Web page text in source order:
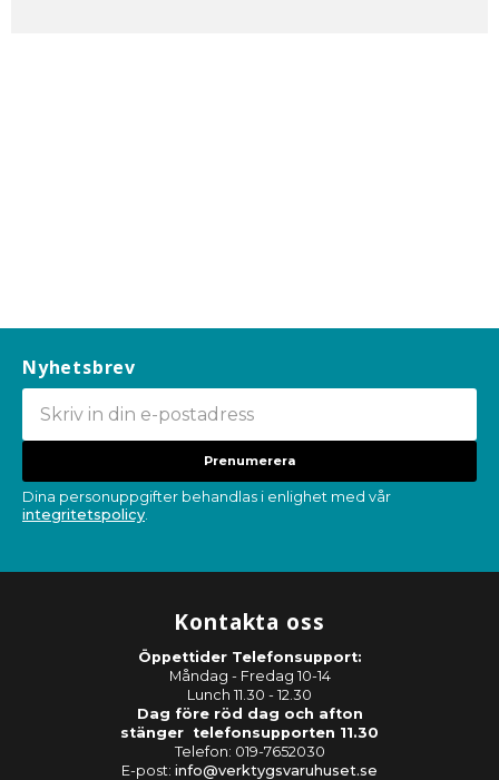
Nyhetsbrev
Prenumerera
Dina personuppgifter behandlas i enlighet med vår
integritetspolicy.
Kontakta oss
Öppettider Telefonsupport:
Måndag - Fredag 10-14
Lunch 11.30 - 12.30
Dag före röd dag och afton
stänger telefonsupporten 11.30
Telefon: 019-7652030
E-post: info@verktygsvaruhuset.se